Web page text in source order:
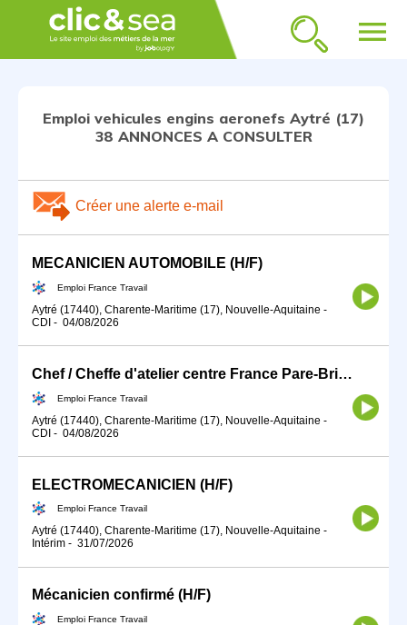
menu
Emploi vehicules engins aeronefs Aytré (17)
38 ANNONCES A CONSULTER
Créer une alerte e-mail
MECANICIEN AUTOMOBILE (H/F)
Emploi France Travail
Aytré (17440), Charente-Maritime (17), Nouvelle-Aquitaine -
CDI - 04/08/2026
Chef / Cheffe d'atelier centre France Pare-Brise (H/F)
Emploi France Travail
Aytré (17440), Charente-Maritime (17), Nouvelle-Aquitaine -
CDI - 04/08/2026
ELECTROMECANICIEN (H/F)
Emploi France Travail
Aytré (17440), Charente-Maritime (17), Nouvelle-Aquitaine -
Intérim - 31/07/2026
Mécanicien confirmé (H/F)
Emploi France Travail